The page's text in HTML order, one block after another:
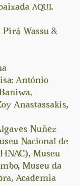
AQUI.
Wassu &
António
Anastassakis,
Nuñez
Nacional de
Museu
Museu da
Academia